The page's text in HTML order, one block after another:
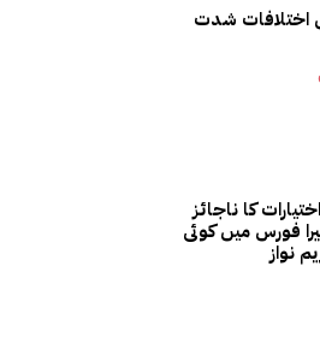
اختلافات شدت
کا ناجائز
فورس میں کوئی